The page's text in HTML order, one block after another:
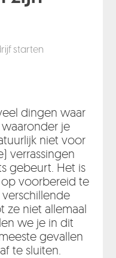
starten
dingen waar
je
niet voor
verrassingen
gebeurt. Het is
voorbereid te
ze niet allemaal
we je in dit
gevallen
te sluiten.